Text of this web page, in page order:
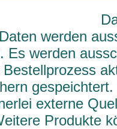
werden
Es werden
externe
Produkte